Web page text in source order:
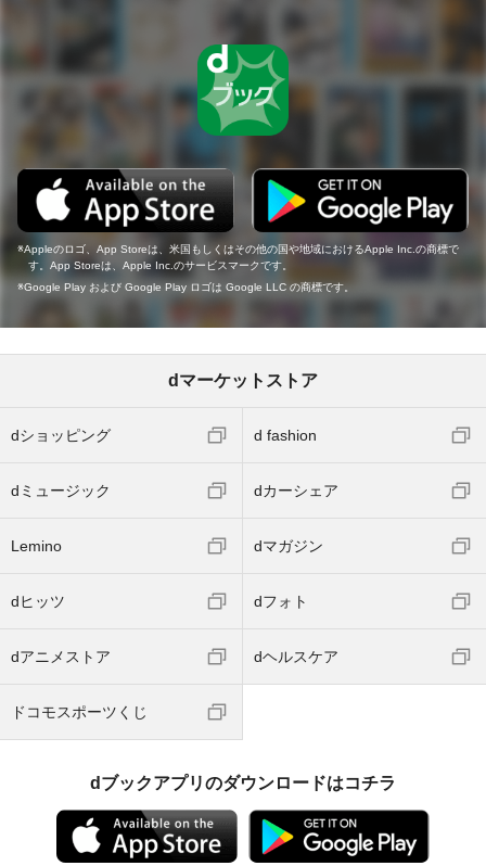
Appleのロゴ、App Storeは、米国もしくはその他の国や地域におけるApple Inc.の商標で
す。App Storeは、Apple Inc.のサービスマークです。
Google Play および Google Play ロゴは Google LLC の商標です。
dマーケットストア
dショッピング d fashion
dミュージック dカーシェア
Lemino dマガジン
dヒッツ dフォト
dアニメストア dヘルスケア
ドコモスポーツくじ
dブックアプリのダウンロードはコチラ